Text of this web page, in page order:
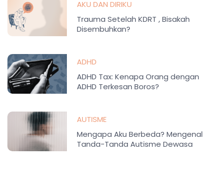
AKU DAN DIRIKU
Trauma Setelah KDRT , Bisakah
Disembuhkan?
ADHD
ADHD Tax: Kenapa Orang dengan
ADHD Terkesan Boros?
AUTISME
Mengapa Aku Berbeda? Mengenal
Tanda-Tanda Autisme Dewasa